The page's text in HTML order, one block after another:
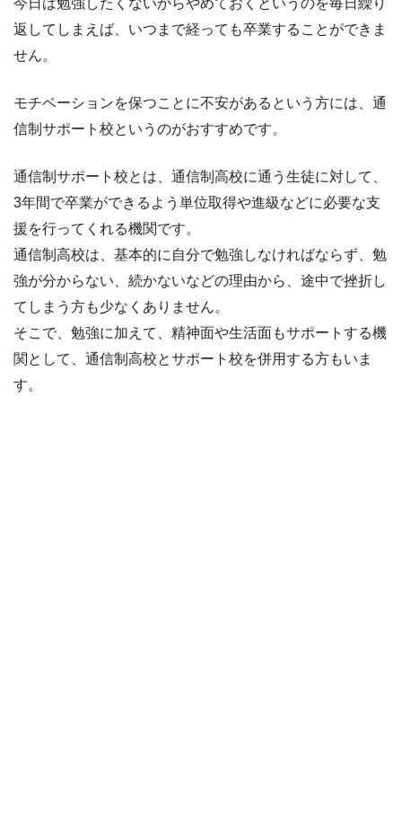
今日は勉強したくないからやめておくというのを毎日繰り
返してしまえば、いつまで経っても卒業することができま
せん。
モチベーションを保つことに不安があるという方には、通
信制サポート校というのがおすすめです。
通信制サポート校とは、通信制高校に通う生徒に対して、
3年間で卒業ができるよう単位取得や進級などに必要な支
援を行ってくれる機関です。
通信制高校は、基本的に自分で勉強しなければならず、勉
強が分からない、続かないなどの理由から、途中で挫折し
てしまう方も少なくありません。
そこで、勉強に加えて、精神面や生活面もサポートする機
関として、通信制高校とサポート校を併用する方もいま
す。